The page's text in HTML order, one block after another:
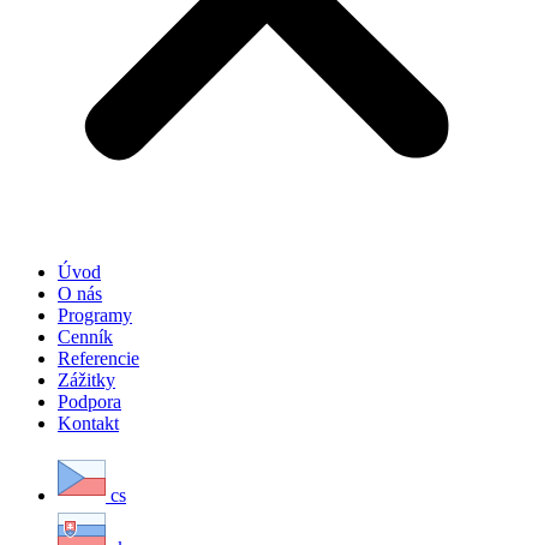
Úvod
O nás
Programy
Cenník
Referencie
Zážitky
Podpora
Kontakt
cs